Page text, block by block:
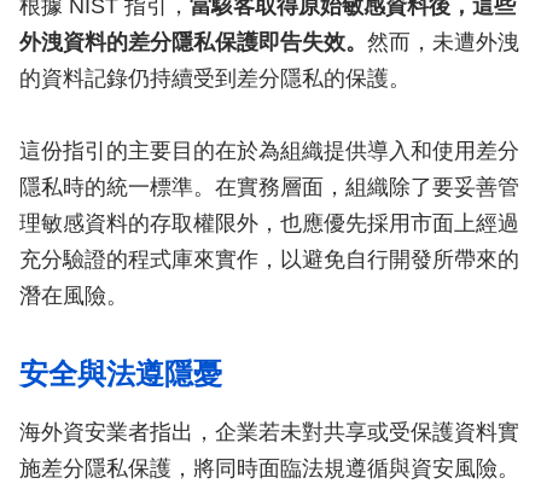
根據 NIST 指引， 當駭客取得原始敏感資料後，這些
外洩資料的差分隱私保護即告失效。 然而，未遭外洩
的資料記錄仍持續受到差分隱私的保護。
這份指引的主要目的在於為組織提供導入和使用差分
隱私時的統一標準。在實務層面，組織除了要妥善管
理敏感資料的存取權限外，也應優先採用市面上經過
充分驗證的程式庫來實作，以避免自行開發所帶來的
潛在風險。
安全與法遵隱憂
海外資安業者指出，企業若未對共享或受保護資料實
施差分隱私保護，將同時面臨法規遵循與資安風險。